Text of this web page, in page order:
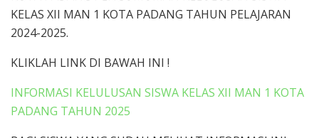
KELAS XII MAN 1 KOTA PADANG TAHUN PELAJARAN
2024-2025.
KLIKLAH LINK DI BAWAH INI !
INFORMASI KELULUSAN SISWA KELAS XII MAN 1 KOTA
PADANG TAHUN 2025